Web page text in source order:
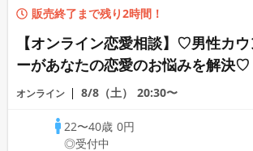
販売終了まで残り2時間！
【オンライン恋愛相談】♡男性カウ
ーがあなたの恋愛のお悩みを解決♡
カウンセラー】
オンライン 8/8（土） 20:30〜
22〜40歳0円
◎受付中